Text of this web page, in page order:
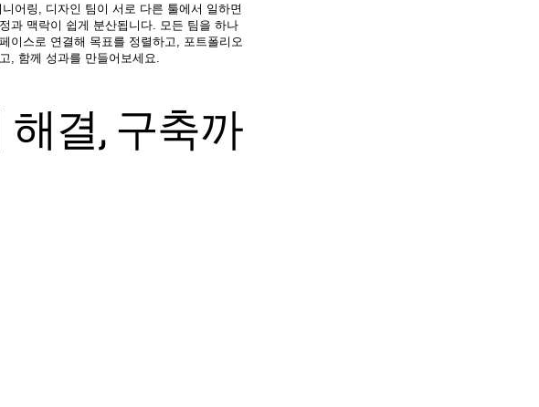
어링, 디자인 팀이 서로 다른 툴에서 일하면
맥락이 쉽게 분산됩니다. 모든 팀을 하나
이스로 연결해 목표를 정렬하고, 포트폴리오
, 함께 성과를 만들어보세요.
결, 구축까